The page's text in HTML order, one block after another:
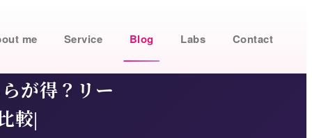
me Service Blog Labs Contact
が得？リー
較